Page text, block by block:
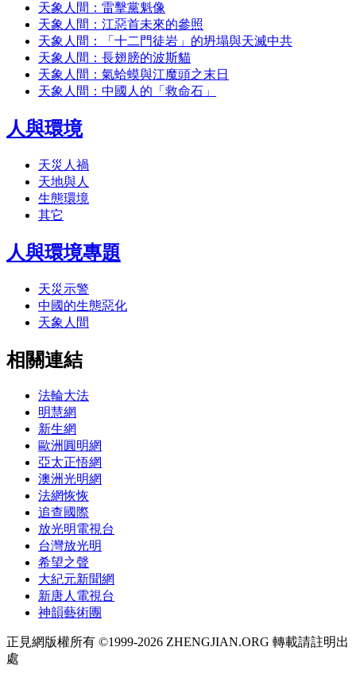
天象人間：雷擊黨魁像
天象人間：江惡首未來的參照
天象人間：「十二門徒岩」的坍塌與天滅中共
天象人間：長翅膀的波斯貓
天象人間：氣蛤蟆與江魔頭之末日
天象人間：中國人的「救命石」
人與環境
天災人禍
天地與人
生態環境
其它
人與環境專題
天災示警
中國的生態惡化
天象人間
相關連結
法輪大法
明慧網
新生網
歐洲圓明網
亞太正悟網
澳洲光明網
法網恢恢
追查國際
放光明電視台
台灣放光明
希望之聲
大紀元新聞網
新唐人電視台
神韻藝術團
正見網版權所有 ©1999-2026 ZHENGJIAN.ORG 轉載請註明出
處